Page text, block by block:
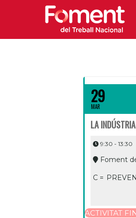
29
MAR
LA
9:30 - 13:30
Foment
C =
ACTIVITAT